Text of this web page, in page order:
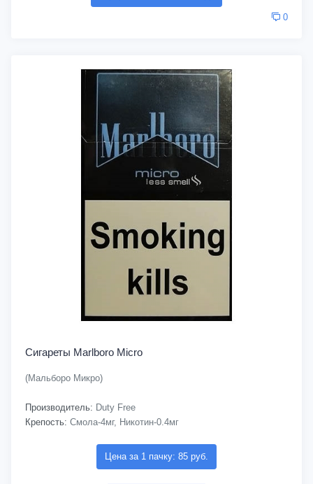
0
Сигареты Marlboro Micro
(Мальборо Микро)
Производитель: Duty Free
Крепость: Смола-4мг, Никотин-0.4мг
Цена за 1 пачку: 85 руб.